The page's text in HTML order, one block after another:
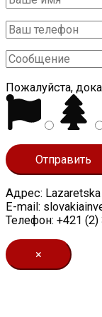
Пожалуйста,
Адрес: Lazaretska
E-mail:
Телефон: +421 (2)
×